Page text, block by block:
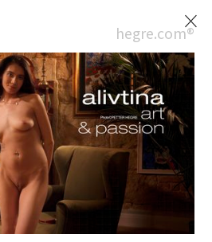
×
hegre.com®